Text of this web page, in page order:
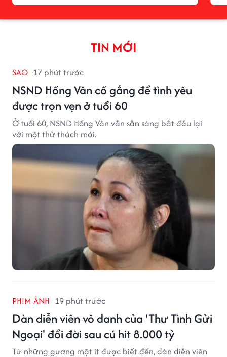
TIN MỚI
SAO 17 phút trước
NSND Hồng Vân cố gắng để tình yêu
được trọn vẹn ở tuổi 60
Ở tuổi 60, NSND Hồng Vân vẫn sẵn sàng bắt đầu lại
với một thử thách mới.
PHIM ẢNH 19 phút trước
Dàn diễn viên vô danh của 'Thư Tình Gửi
Ngoại' đổi đời sau cú hit 8.000 tỷ
Từ những gương mặt ít được biết đến, dàn diễn viên